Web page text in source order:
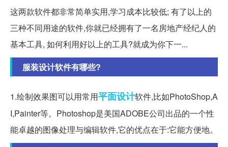
这两款软件都非常简单实用,学习成本比较低; 有了以上的
三种不同用途的软件,你就已经拥有了一名房地产经纪人的
基本工具, 如何利用好以上的工具?就成为你下一...
服装设计软件有哪些?
1.绘制效果图可以用常用平面设计软件,比如PhotoShop,A
I,Painter等。Photoshop是美国ADOBE公司出品的一个性
能卓越的图像处理与编辑软件,它的优点在于:它能方便地。